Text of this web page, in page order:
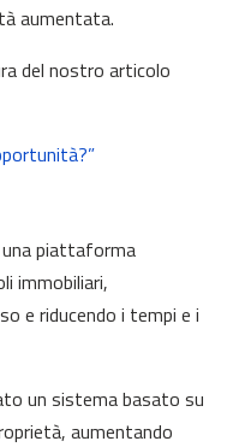
aumentata.
del nostro articolo
piattaforma
immobiliari,
e riducendo i tempi e i
un sistema basato su
aumentando